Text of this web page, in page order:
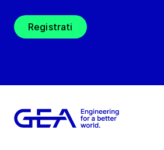
Registrati